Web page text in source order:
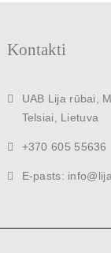
Kontakti
UAB Lija rūbai,
Telsiai, Lietuva
+370 605 55636
E-pasts: